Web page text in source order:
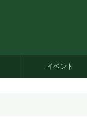
イベント